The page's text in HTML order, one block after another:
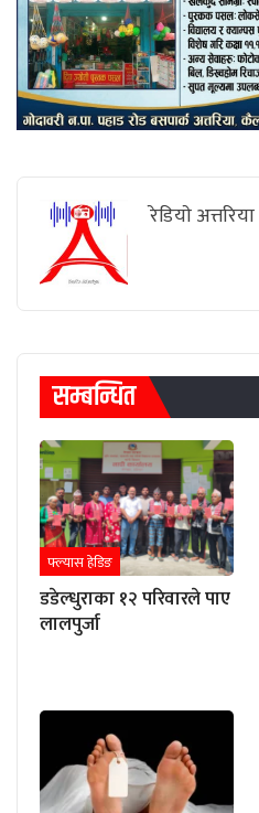
रेडियाे अत्तरिया
सम्बन्धित
फ्ल्यास हेडिङ
डडेल्धुराका १२ परिवारले पाए
लालपुर्जा